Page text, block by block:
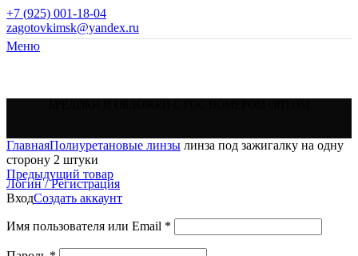
+7 (925) 001-18-04
zagotovkimsk@yandex.ru
Меню
Логин / Регистрация
ВходСоздать аккаунт
Имя пользователя или Email *
ГлавнаяПолиуретановые линзы линза под зажигалку на одну
сторону 2 штуки
Предыдущий товар